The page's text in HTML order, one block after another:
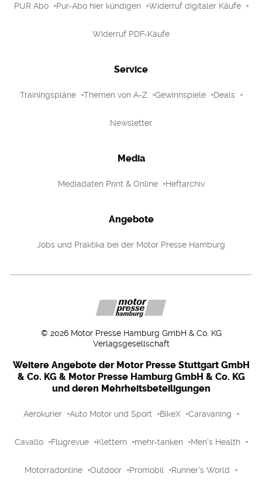
PUR Abo Pur-Abo hier kündigen Widerruf digitaler Käufe
Widerruf PDF-Käufe
Service
Trainingspläne Themen von A-Z Gewinnspiele Deals
Newsletter
Media
Mediadaten Print & Online Heftarchiv
Angebote
Jobs und Praktika bei der Motor Presse Hamburg
© 2026 Motor Presse Hamburg GmbH & Co. KG
Verlagsgesellschaft
Weitere Angebote der Motor Presse Stuttgart GmbH
& Co. KG & Motor Presse Hamburg GmbH & Co. KG
und deren Mehrheitsbeteiligungen
Aerokurier Auto Motor und Sport BikeX Caravaning
Cavallo Flugrevue Klettern mehr-tanken Men's Health
Motorradonline Outdoor Promobil Runner's World